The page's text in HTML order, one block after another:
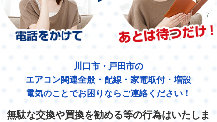
川口市・戸田市の
エアコン関連全般・配線・家電取付・増設
電気のことでお困りならご連絡ください！
無駄な交換や買換を勧める等の行為はいたしま